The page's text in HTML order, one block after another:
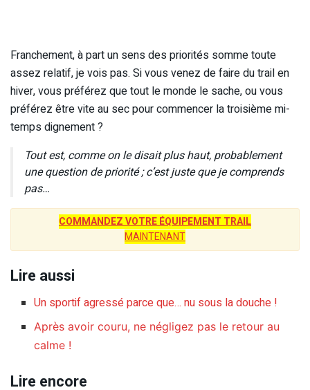
Franchement, à part un sens des priorités somme toute
assez relatif, je vois pas. Si vous venez de faire du trail en
hiver, vous préférez que tout le monde le sache, ou vous
préférez être vite au sec pour commencer la troisième mi-
temps dignement ?
Tout est, comme on le disait plus haut, probablement
une question de priorité ; c’est juste que je comprends
pas…
COMMANDEZ VOTRE ÉQUIPEMENT TRAIL
MAINTENANT
Lire aussi
Un sportif agressé parce que… nu sous la douche !
Après avoir couru, ne négligez pas le retour au
calme !
Lire encore